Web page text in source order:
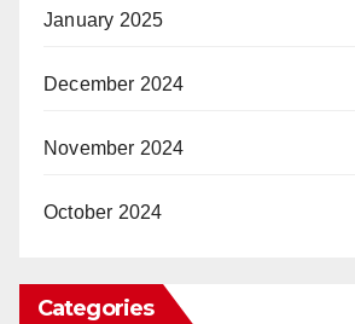
January 2025
December 2024
November 2024
October 2024
Categories